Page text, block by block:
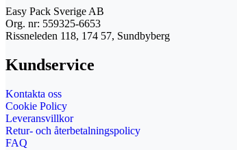
Easy Pack Sverige AB
Org. nr: 559325-6653
Rissneleden 118, 174 57, Sundbyberg
Kundservice
Kontakta oss
Cookie Policy
Leveransvillkor
Retur- och återbetalningspolicy
FAQ